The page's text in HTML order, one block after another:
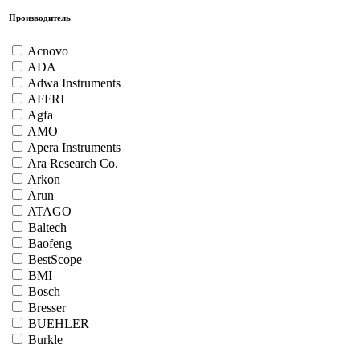
Производитель
Acnovo
ADA
Adwa Instruments
AFFRI
Agfa
AMO
Apera Instruments
Ara Research Co.
Arkon
Arun
ATAGO
Baltech
Baofeng
BestScope
BMI
Bosch
Bresser
BUEHLER
Burkle